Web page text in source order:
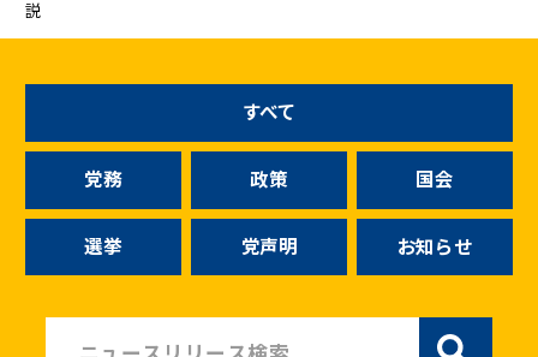
候補者公募
こくみん政治塾
党基本情報
説
すべて
党務 政策 国会
選挙 党声明 お知らせ